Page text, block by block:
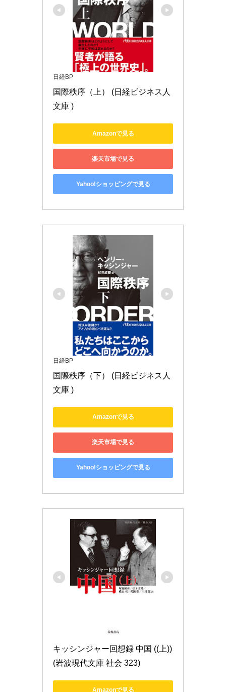
日経BP
国際秩序（上） (日経ビジネス人
文庫 )
Amazonで見る
楽天市場で見る
Yahoo!ショッピングで見る
日経BP
国際秩序（下） (日経ビジネス人
文庫 )
Amazonで見る
楽天市場で見る
Yahoo!ショッピングで見る
キッシンジャー回想録 中国 ((上))
(岩波現代文庫 社会 323)
Amazonで見る